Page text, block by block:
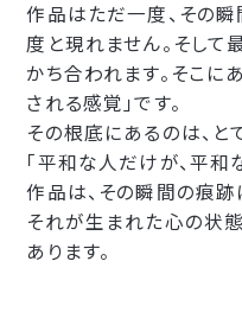
作品はただ一度、その
度と現れません。そして
かち合われます。そこに
される感覚」です。
その根底にあるのは、と
「平和な人だけが、平和
作品は、その瞬間の痕跡
それが生まれた心の状
あります。